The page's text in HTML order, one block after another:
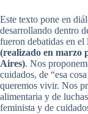
Este texto pone en
desarrollando dentro
fueron debatidas en el
(realizado en marzo
Aires). Nos
cuidados, de “esa
queremos vivir. Nos
alimentaria y de
feminista y de